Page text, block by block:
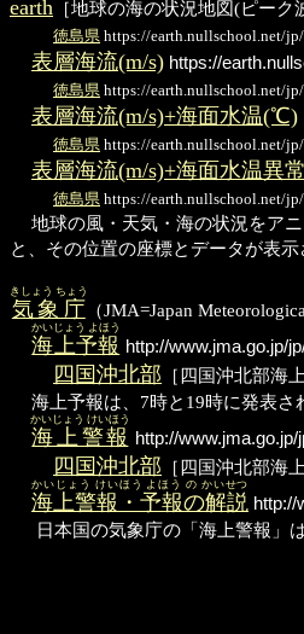
earth ［地球の海の状況地図(ピーク
徳島県 https://earth.nullschool.net/
表層海流(m/s) https://
徳島県 https://earth.nullschool.net/
表層海流(m/s)+海面水温(℃)
徳島県 https://earth.nullschool.net/
表層海流(m/s)+海面水温異
徳島県 https://earth.nullschool.net/
地球の風・天気・海の状況をア
と、その位置の座標とデータが表示
気象庁
きしょう ちょう
（JMA=Japan
海上予報
かいじょう よほう
http://www.jma.go.jp/
四国沖北部 ［四国沖北部海
海上予報は、7時と19時に発表さ
海上警報
かいじょう けいほう
http://
四国沖北部 ［四国沖北部海
海上警報・予報の解説
かいじょう けいほう よほう の かいせつ
http://
日本国の気象庁の「海上警報」